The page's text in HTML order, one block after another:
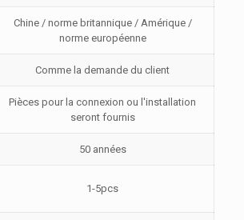
Chine / norme britannique / Amérique /
norme européenne
Comme la demande du client
Pièces pour la connexion ou l'installation
seront fournis
50 années
1-5pcs